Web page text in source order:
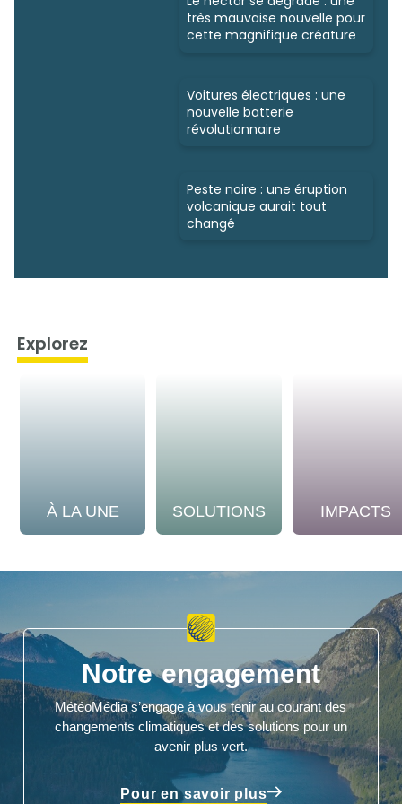
très mauvaise nouvelle pour
cette magnifique créature
Voitures électriques : une
nouvelle batterie
révolutionnaire
Peste noire : une éruption
volcanique aurait tout
changé
Explorez
À LA UNE SOLUTIONS IMPACTS
Notre engagement
MétéoMédia s’engage à vous tenir au courant des
changements climatiques et des solutions pour un
avenir plus vert.
Pour en savoir plus